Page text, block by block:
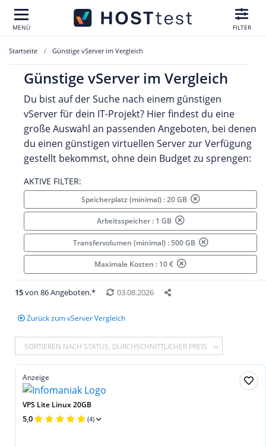
MENÜ FILTER
Startseite Günstige vServer im Vergleich
Günstige vServer im Vergleich
Du bist auf der Suche nach einem günstigen
vServer für dein IT-Projekt? Hier findest du eine
große Auswahl an passenden Angeboten, bei denen
du einen günstigen virtuellen Server zur Verfügung
gestellt bekommst, ohne dein Budget zu sprengen:
AKTIVE FILTER:
Speicherplatz (minimal) : 20 GB
Arbeitsspeicher : 1 GB
Transfervolumen (minimal) : 500 GB
Maximale Kosten : 10 €
15von 86 Angeboten.* 03.08.2026
Zurück zum vServer Vergleich
SORTIEREN NACH STATUS, DURCHSCHNITTLICHER PREIS
Anzeige
VPS Lite Linux 20GB
5,0 (4)